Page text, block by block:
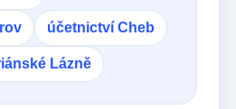
účetnictví Cheb
Lázně